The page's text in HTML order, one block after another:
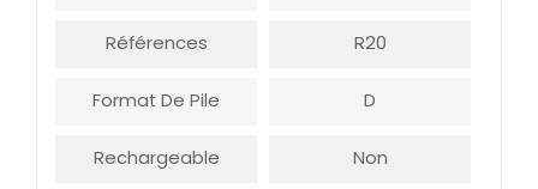
Références R20
Format De Pile D
Rechargeable Non